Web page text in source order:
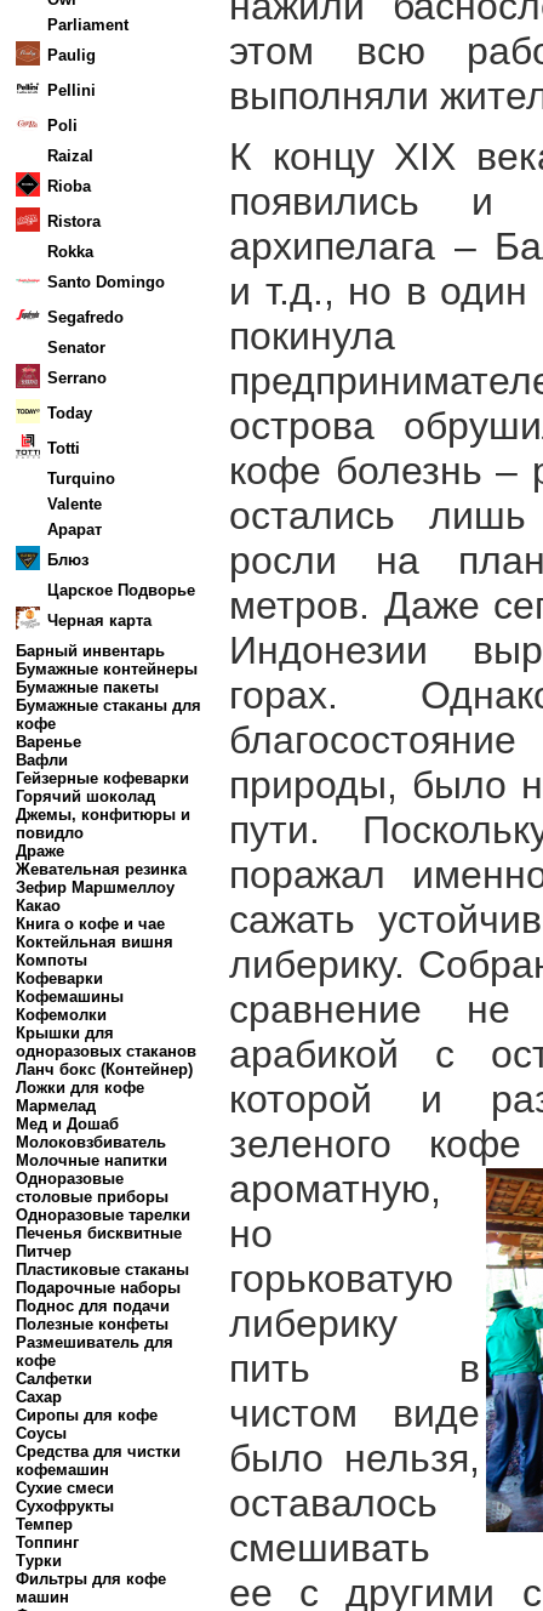
Parliament
Paulig
Pellini
Poli
Raizal
Rioba
Ristora
Rokka
Santo Domingo
Segafredo
Senator
Serrano
Today
Totti
Turquino
Valente
Арарат
Блюз
Царское Подворье
Черная карта
Барный инвентарь
Бумажные контейнеры
Бумажные пакеты
Бумажные стаканы для
кофе
Варенье
Вафли
Гейзерные кофеварки
Горячий шоколад
Джемы, конфитюры и
повидло
Драже
Жевательная резинка
Зефир Маршмеллоу
Какао
Книга о кофе и чае
Коктейльная вишня
Компоты
Кофеварки
Кофемашины
Кофемолки
Крышки для
одноразовых стаканов
Ланч бокс (Контейнер)
Ложки для кофе
Мармелад
Мед и Дошаб
Молоковзбиватель
Молочные напитки
Одноразовые
столовые приборы
Одноразовые тарелки
Печенья бисквитные
Питчер
Пластиковые стаканы
Подарочные наборы
Поднос для подачи
Полезные конфеты
Размешиватель для
кофе
Салфетки
Сахар
Сиропы для кофе
Соусы
Средства для чистки
кофемашин
Сухие смеси
Сухофрукты
Темпер
Топпинг
Турки
Фильтры для кофе
машин
этом всю
выполняли
К концу XIX
появились и
архипелага –
и т.д., но в один
острова
кофе болезнь –
остались
росли на
метров. Даже
Индонезии
горах.
природы, было
пути.
поражал
сажать
либерику.
сравнение
арабикой с
которой и
зеленого
ароматную,
но
горьковатую
либерику
пить в
чистом виде
было нельзя,
оставалось
смешивать
ее с другими